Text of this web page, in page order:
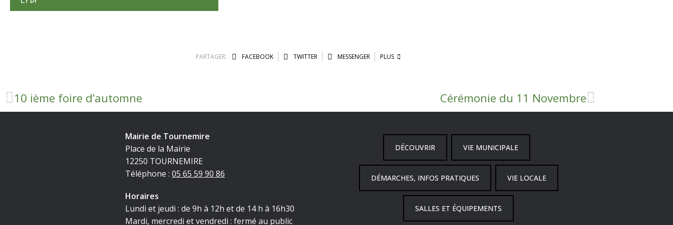
PARTAGER: FACEBOOK TWITTER MESSENGER PLUS
10 ième foire d’automne Cérémonie du 11 Novembre
Mairie de Tournemire
Place de la Mairie
12250 TOURNEMIRE
Téléphone : 05 65 59 90 86
Horaires
Lundi et jeudi : de 9h à 12h et de 14 h à 16h30
Mardi, mercredi et vendredi : fermé au public
DÉCOUVRIR VIE MUNICIPALE
DÉMARCHES, INFOS PRATIQUES VIE LOCALE
SALLES ET ÉQUIPEMENTS